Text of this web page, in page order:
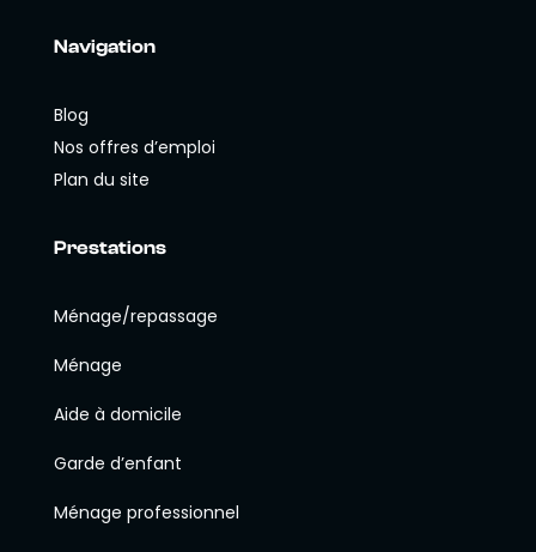
Navigation
Blog
Nos offres d’emploi
Plan du site
Prestations
Ménage/repassage
Ménage
Aide à domicile
Garde d’enfant
Ménage professionnel